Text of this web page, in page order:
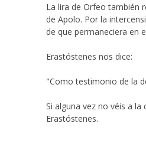
La lira de Orfeo también
de Apolo. Por la
de que permaneciera en
Erastóstenes nos dice:
"Como testimonio de la
Si alguna vez no véis a
Erastóstenes.